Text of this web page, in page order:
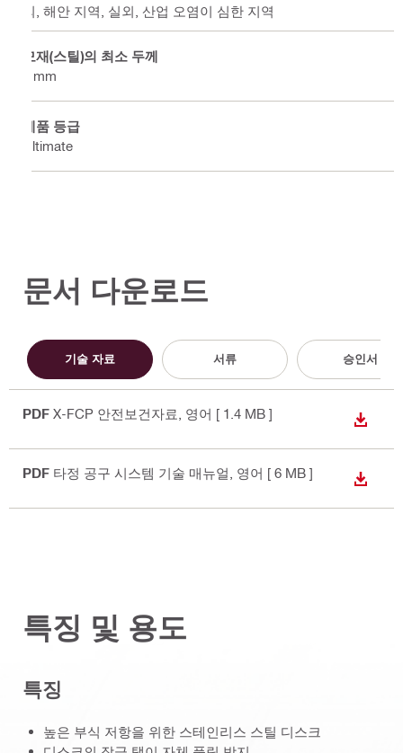
외, 해안 지역, 실외, 산업 오염이 심한 지역
모재(스틸)의 최소 두께
6 mm
제품 등급
Ultimate
문서 다운로드
기술 자료 서류 승인서
PDF X-FCP 안전보건자료 , 영어 [ 1.4 MB ]
다운로
PDF 타정 공구 시스템 기술 매뉴얼 , 영어 [ 6 MB ]
다운로
특징 및 용도
특징
높은 부식 저항을 위한 스테인리스 스틸 디스크